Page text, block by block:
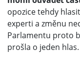
opozice tehdy
experti a změnu
Parlamentu proto
prošla o jeden hlas.